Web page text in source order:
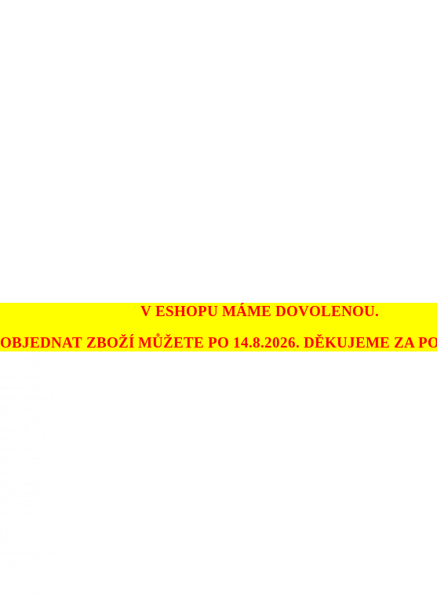
V ESHOPU MÁME DOVOLENOU.
OBJEDNAT ZBOŽÍ MŮŽETE PO 14.8.2026. DĚKUJEME ZA